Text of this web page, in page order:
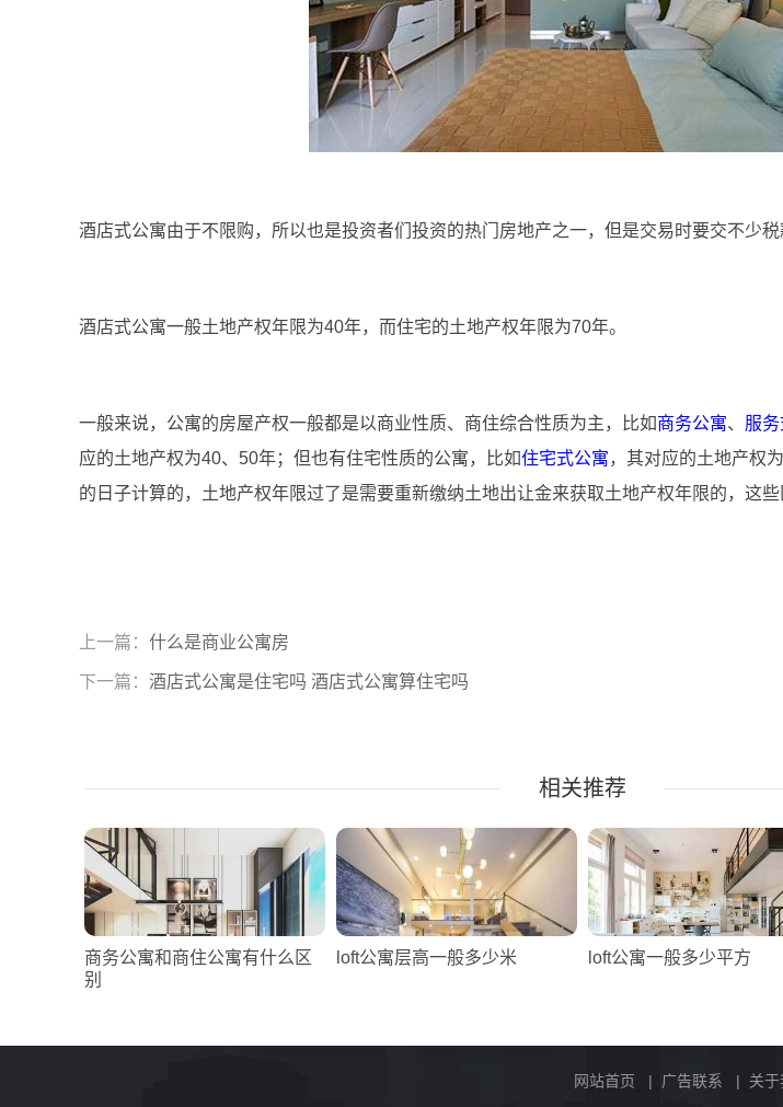
酒店式公寓由于不限购，所以也是投资者们投资的热门房地产之一，但是交易时要交不少税
酒店式公寓一般土地产权年限为40年，而住宅的土地产权年限为70年。
一般来说，公寓的房屋产权一般都是以商业性质、商住综合性质为主，比如商务公寓、 服
应的土地产权为40、50年；但也有住宅性质的公寓，比如住宅式公寓，其对应的土地产权
的日子计算的，土地产权年限过了是需要重新缴纳土地出让金来获取土地产权年限的，这些
上一篇： 什么是商业公寓房
下一篇： 酒店式公寓是住宅吗 酒店式公寓算住宅吗
相关推荐
商务公寓和商住公寓有什么区
别
loft公寓层高一般多少米 loft公寓一般多少平方
网站首页 | 广告联系 | 关于